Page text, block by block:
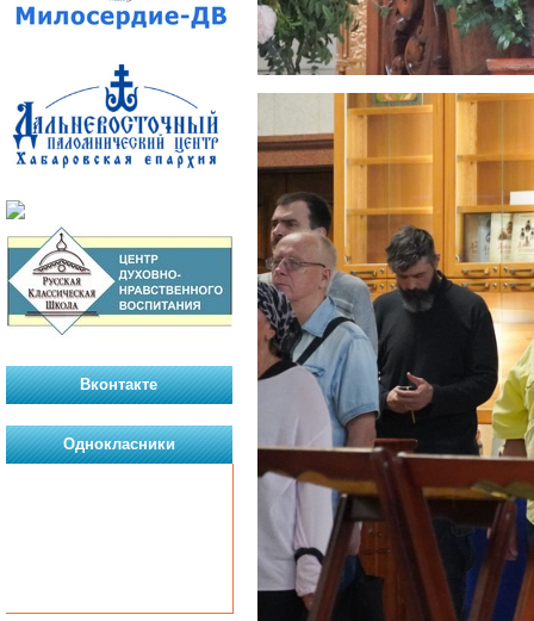
Вконтакте
Однокласники